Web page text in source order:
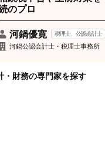
のプロ
河鍋優寛 税理士、公認会計士
河鍋公認会計士・税理士事務所
・財務の専門家を探す